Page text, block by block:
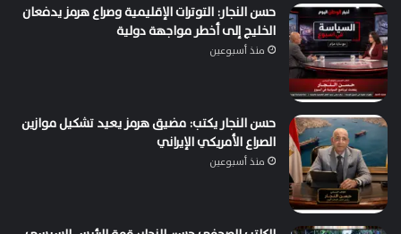
حسن النجار: التوترات الإقليمية وصراع هرمز يدفعان
الخليج إلى أخطر مواجهة دولية
منذ أسبوعين
حسن النجار يكتب: مضيق هرمز يعيد تشكيل موازين
الصراع الأمريكي الإيراني
منذ أسبوعين